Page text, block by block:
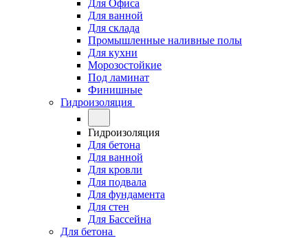
Для Офиса
Для ванной
Для склада
Промышленные наливные полы
Для кухни
Морозостойкие
Под ламинат
Финишные
Гидроизоляция
Гидроизоляция
Для бетона
Для ванной
Для кровли
Для подвала
Для фундамента
Для стен
Для Бассейна
Для бетона